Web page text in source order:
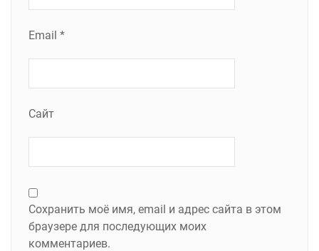
Email *
Сайт
Сохранить моё имя, email и адрес сайта в этом
браузере для последующих моих
комментариев.